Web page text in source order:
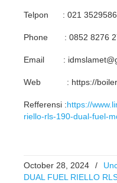
Telpon : 021
Phone : 0852 8276
Email :
Web : https://
Refferensi :https://
riello-rls-190-dual-fuel-
October 28, 2024 /
DUAL FUEL RIELLO